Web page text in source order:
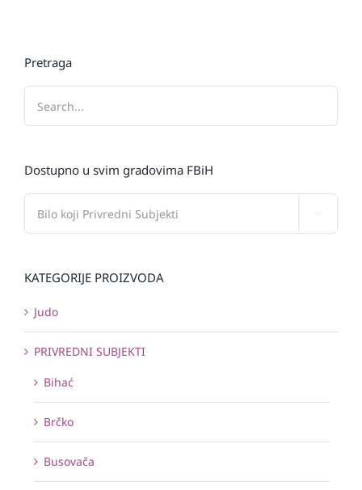
Pretraga
Dostupno u svim gradovima FBiH
KATEGORIJE PROIZVODA
Judo
PRIVREDNI SUBJEKTI
Bihać
Brčko
Busovača